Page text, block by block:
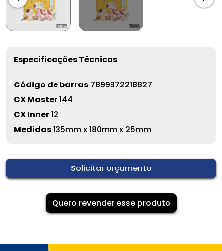
Especificações Técnicas
Código de barras 7899872218827
CX Master144
CX Inner12
Medidas135mm x 180mm x 25mm
Solicitar orçamento
Quero revender esse produto